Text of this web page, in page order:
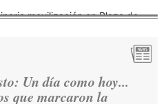
movilización en Plaza de
humanos y la
Ver en X
Un día como hoy...
que marcaron la